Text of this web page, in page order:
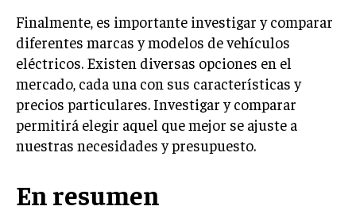
Finalmente, es importante investigar y comparar
diferentes marcas y modelos de vehículos
eléctricos. Existen diversas opciones en el
mercado, cada una con sus características y
precios particulares. Investigar y comparar
permitirá elegir aquel que mejor se ajuste a
nuestras necesidades y presupuesto.
En resumen